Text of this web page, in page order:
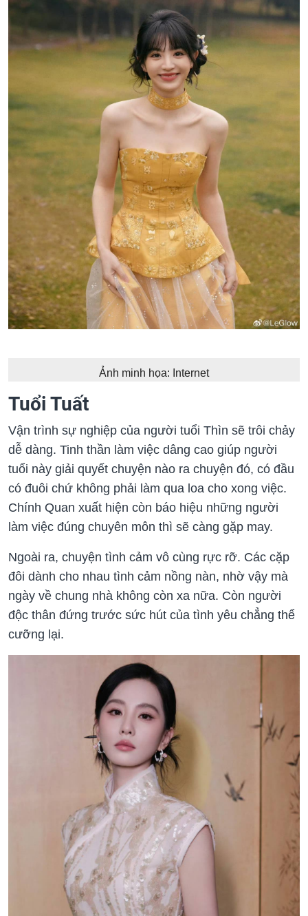
Ảnh minh họa: Internet
Tuổi Tuất
Vận trình sự nghiệp của người tuổi Thìn sẽ trôi chảy
dễ dàng. Tinh thần làm việc dâng cao giúp người
tuổi này giải quyết chuyện nào ra chuyện đó, có đầu
có đuôi chứ không phải làm qua loa cho xong việc.
Chính Quan xuất hiện còn báo hiệu những người
làm việc đúng chuyên môn thì sẽ càng gặp may.
Ngoài ra, chuyện tình cảm vô cùng rực rỡ. Các cặp
đôi dành cho nhau tình cảm nồng nàn, nhờ vậy mà
ngày về chung nhà không còn xa nữa. Còn người
độc thân đứng trước sức hút của tình yêu chẳng thể
cưỡng lại.